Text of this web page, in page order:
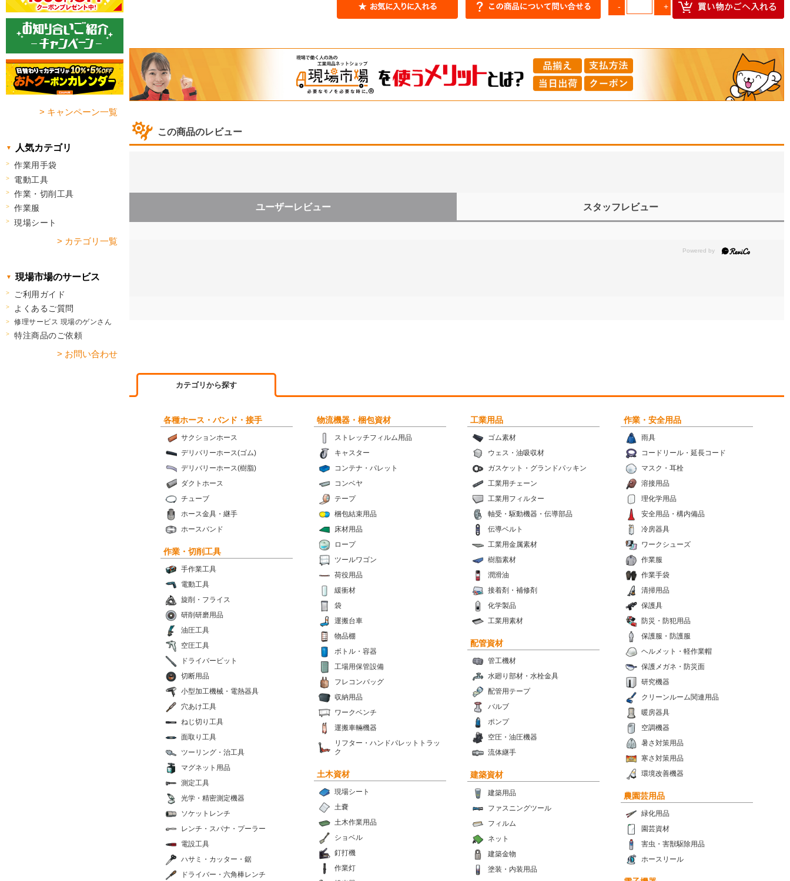
この商品のレビュー
ユーザーレビュー スタッフレビュー
カテゴリから探す
各種ホース・バンド・接手
サクションホース
デリバリーホース(ゴム)
デリバリーホース(樹脂)
ダクトホース
チューブ
ホース金具・継手
ホースバンド
物流機器・梱包資材
ストレッチフィルム用品
キャスター
コンテナ・パレット
コンベヤ
テープ
梱包結束用品
床材用品
ロープ
ツールワゴン
荷役用品
緩衝材
袋
運搬台車
物品棚
ボトル・容器
工場用保管設備
フレコンバッグ
収納用品
ワークベンチ
運搬車輛機器
リフター・ハンドパレットトラッ
ク
工業用品
ゴム素材
ウェス・油吸収材
ガスケット・グランドパッキン
工業用チェーン
工業用フィルター
軸受・駆動機器・伝導部品
伝導ベルト
工業用金属素材
樹脂素材
潤滑油
接着剤・補修剤
化学製品
工業用素材
作業・安全用品
雨具
コードリール・延長コード
マスク・耳栓
溶接用品
理化学用品
安全用品・構内備品
冷房器具
ワークシューズ
作業服
作業手袋
清掃用品
保護具
防災・防犯用品
保護服・防護服
ヘルメット・軽作業帽
保護メガネ・防災面
研究機器
クリーンルーム関連用品
暖房器具
空調機器
暑さ対策用品
寒さ対策用品
環境改善機器
作業・切削工具
手作業工具
電動工具
旋削・フライス
研削研磨用品
油圧工具
空圧工具
ドライバービット
切断用品
小型加工機械・電熱器具
穴あけ工具
ねじ切り工具
面取り工具
ツーリング・治工具
マグネット用品
測定工具
光学・精密測定機器
ソケットレンチ
レンチ・スパナ・プーラー
電設工具
ハサミ・カッター・鋸
ドライバー・六角棒レンチ
配管資材
管工機材
水廻り部材・水栓金具
配管用テープ
バルブ
ポンプ
空圧・油圧機器
流体継手
土木資材
現場シート
土嚢
土木作業用品
ショベル
釘打機
作業灯
建築資材
建築用品
ファスニングツール
フィルム
ネット
建築金物
塗装・内装用品
農園芸用品
緑化用品
園芸資材
害虫・害獣駆除用品
ホースリール
> キャンペーン一覧
人気カテゴリ
作業用手袋
電動工具
作業・切削工具
作業服
現場シート
> カテゴリ一覧
現場市場のサービス
ご利用ガイド
よくあるご質問
修理サービス 現場のゲンさん
特注商品のご依頼
> お問い合わせ